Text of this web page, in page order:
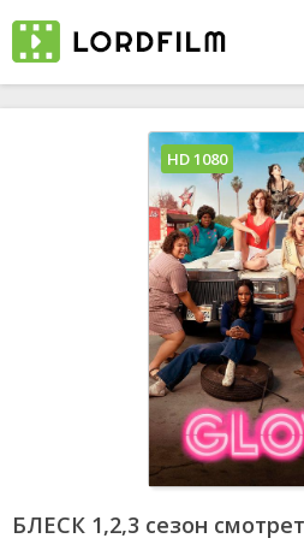
БЛЕСК 1,2,3 сезон
HD 1080